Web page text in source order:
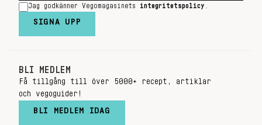
Jag godkänner Vegomagasinets integritetspolicy
SIGNA UPP
BLI MEDLEM
Få tillgång till över 5000+ recept, artiklar
och vegoguider!
BLI MEDLEM IDAG